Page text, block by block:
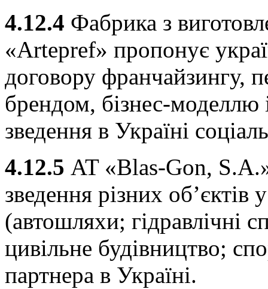
4.12.4 Фабрика з
«Artepref» пропонує
договору франчайзингу,
брендом, бізнес-моделлю
зведення в Україні
4.12.5 AT «Blas-Gon,
зведення різних об’єктів
(автошляхи; гідравлічні
цивільне будівництво;
партнера в Україні.